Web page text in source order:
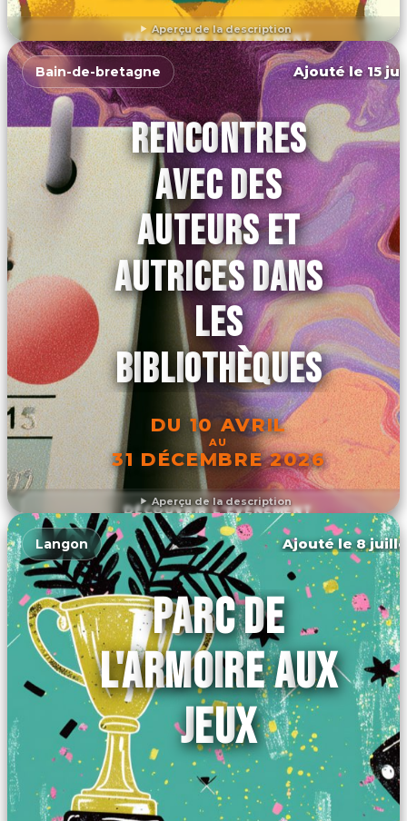
Aperçu de la description
DÉCOUVRIR L'ÉVÉNEMENT
Aperçu de la description
Bain-de-bretagne Ajouté le 15
RENCONTRES
AVEC DES
AUTEURS ET
AUTRICES DANS
LES
BIBLIOTHÈQUES
DU 10 AVRIL
AU
31 DÉCEMBRE 2026
DÉCOUVRIR L'ÉVÉNEMENT
Langon Ajouté le 8
PARC DE
L'ARMOIRE AUX
JEUX